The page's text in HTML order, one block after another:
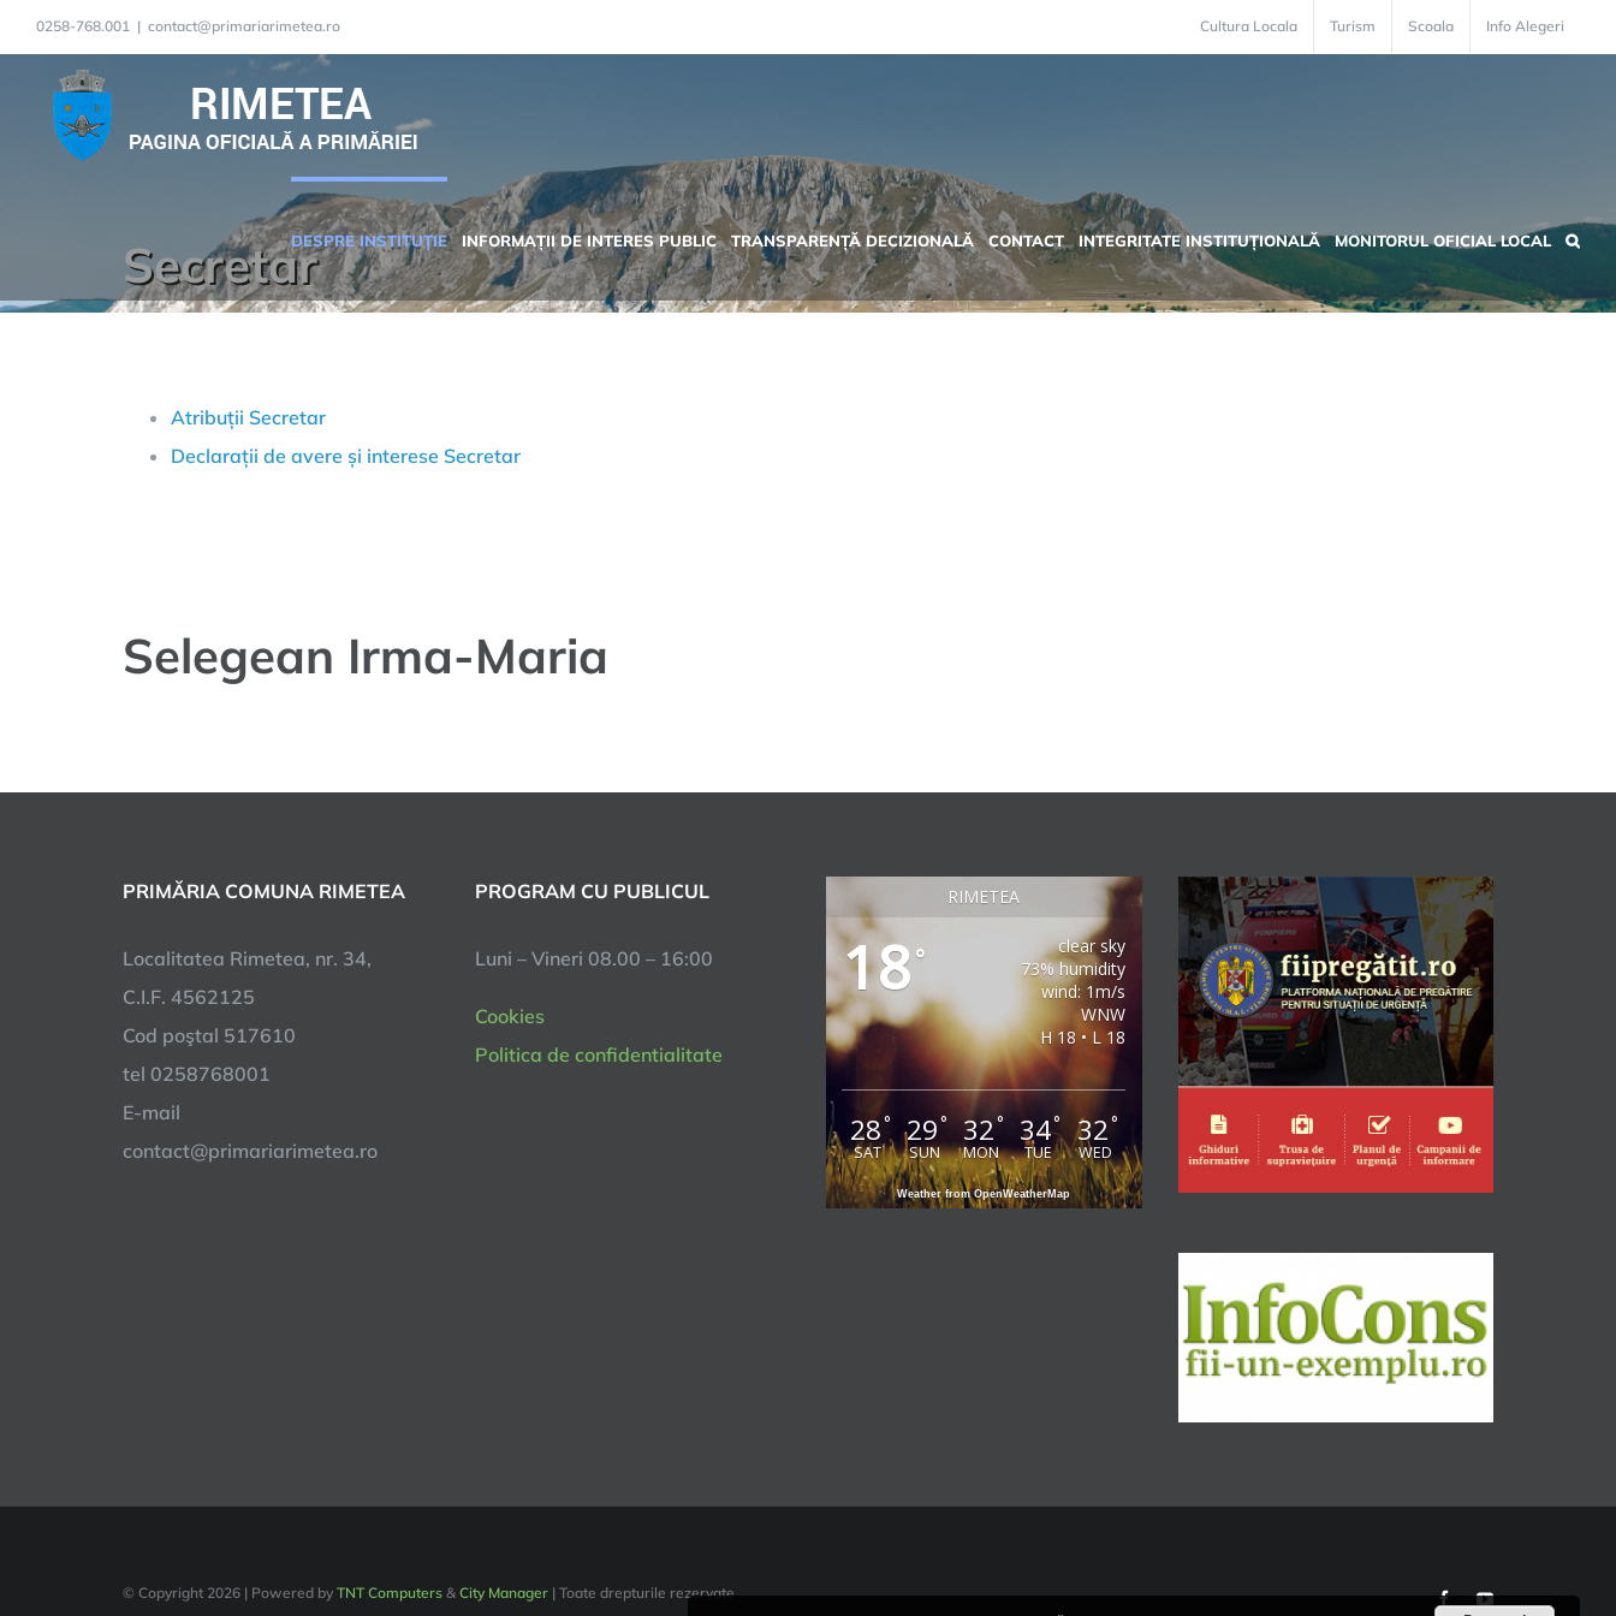
Skip
to
content
0258-768.001 | contact@primariarimetea.ro Cultura Locala Turism Scoala Info Alegeri
DESPRE INSTITUȚIE INFORMAȚII DE INTERES PUBLIC TRANSPARENȚĂ DECIZIONALĂ CONTACT INTEGRITATE INSTITUȚIONALĂ MONITORUL OFICIAL LOCAL
Secretar
Atribuții Secretar
Declarații de avere și interese Secretar
Selegean Irma-Maria
PRIMĂRIA COMUNA RIMETEA
Localitatea Rimetea, nr. 34,
C.I.F. 4562125
Cod poştal 517610
tel 0258768001
E-mail
contact@primariarimetea.ro
PROGRAM CU PUBLICUL
Luni – Vineri 08.00 – 16:00
Cookies
Politica de confidentialitate
RIMETEA
18°
clear sky
73% humidity
wind: 1m/s
WNW
H 18 • L 18
28°
SAT
29°
SUN
32°
MON
34°
TUE
32°
WED
Weather from OpenWeatherMap
© Copyright 2026 | Powered by TNT Computers & City Manager | Toate drepturile rezervate FacebookYouTube